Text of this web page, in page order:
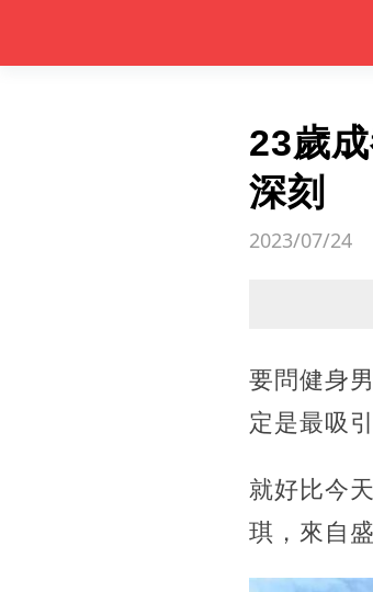
23歲
深刻
2023/07/24
要問健身
定是最吸
就好比今
琪，來自